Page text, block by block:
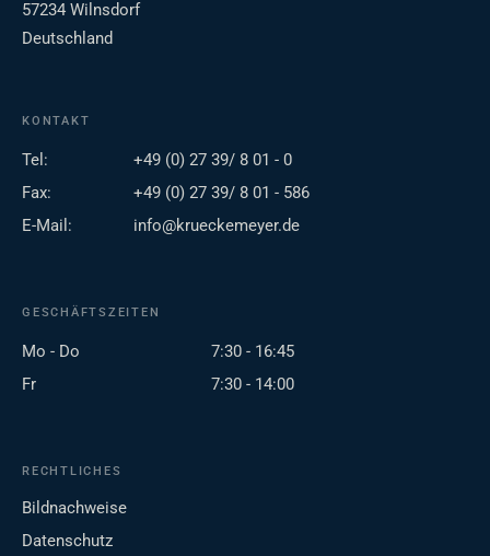
57234 Wilnsdorf
Deutschland
KONTAKT
Tel:
+49 (0) 27 39/ 8 01 - 0
Fax:
+49 (0) 27 39/ 8 01 - 586
E-Mail:
info@krueckemeyer.de
GESCHÄFTSZEITEN
Mo - Do
7:30 - 16:45
Fr
7:30 - 14:00
RECHTLICHES
Bildnachweise
Datenschutz